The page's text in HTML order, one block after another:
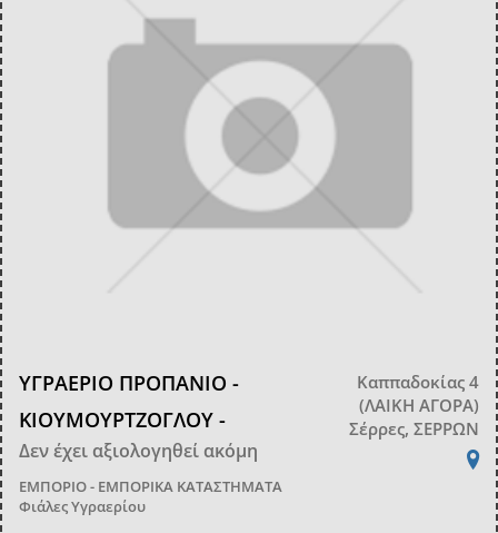
ΥΓΡΑΕΡΙΟ ΠΡΟΠΑΝΙΟ -
ΚΙΟΥΜΟΥΡΤΖΟΓΛΟΥ -
Δεν έχει αξιολογηθεί ακόμη
ΕΜΠΟΡΙΟ - ΕΜΠΟΡΙΚΑ ΚΑΤΑΣΤΗΜΑΤΑ
Φιάλες Υγραερίου
Καππαδοκίας 4
(ΛΑΙΚΗ ΑΓΟΡΑ)
Σέρρες, ΣΕΡΡΩΝ